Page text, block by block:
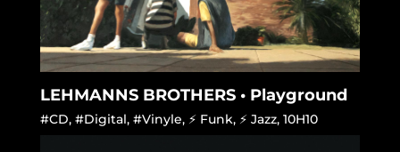
LEHMANNS BROTHERS • Playground
#CD, #Digital, #Vinyle, ⚡ Funk, ⚡ Jazz, 10H10